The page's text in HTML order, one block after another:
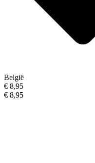
België
€ 8,95
€ 8,95